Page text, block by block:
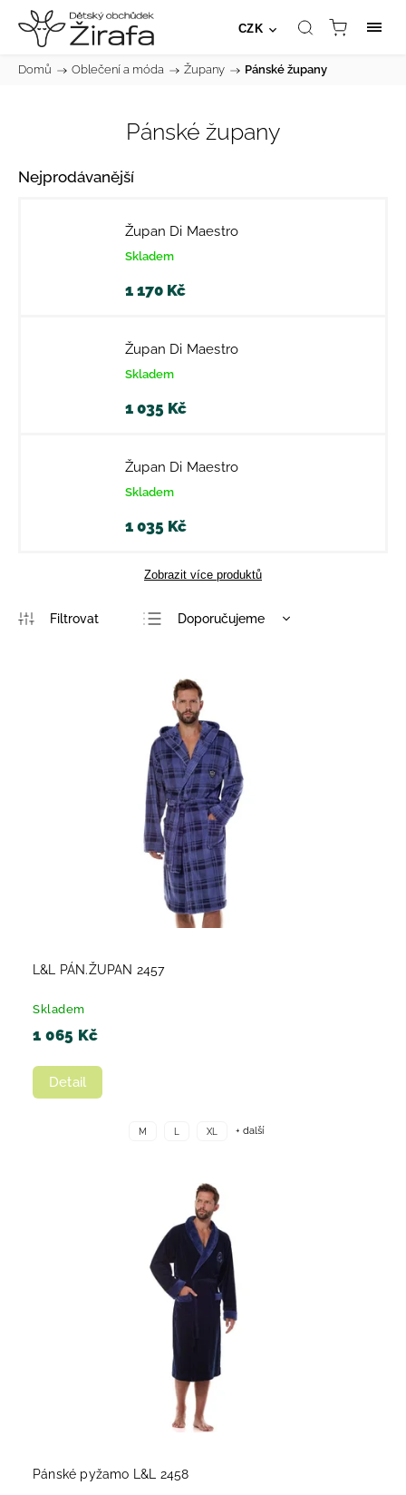
CZK
Domů / Oblečení a móda / Župany / Pánské župany
Pánské župany
Nejprodávanější
Župan Di Maestro
Skladem
1 170 Kč
Župan Di Maestro
Skladem
1 035 Kč
Župan Di Maestro
Skladem
1 035 Kč
Zobrazit více produktů
Doporučujeme
Nejdražší
Nejprodávanější
Abecedně
L&L PÁN.ŽUPAN 2457
Skladem
1 065 Kč
Detail
M XL + další
Pánské pyžamo L&L 2458